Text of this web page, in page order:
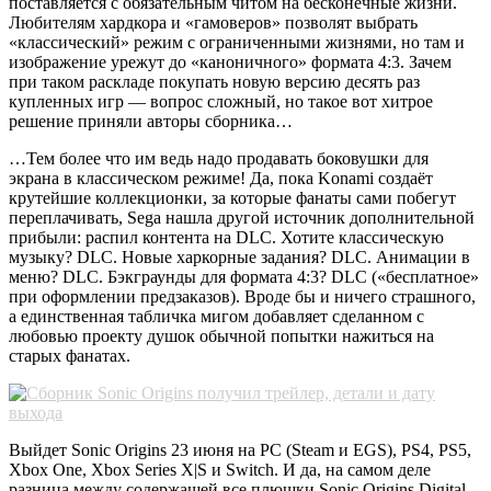
Любителям хардкора и «гамоверов» позволят выбрать
«классический» режим с ограниченными жизнями, но там и
изображение урежут до «каноничного» формата 4:3. Зачем
при таком раскладе покупать новую версию десять раз
купленных игр — вопрос сложный, но такое вот хитрое
решение приняли авторы сборника…
…Тем более что им ведь надо продавать боковушки для
экрана в классическом режиме! Да, пока Konami создаёт
крутейшие коллекционки, за которые фанаты сами побегут
переплачивать, Sega нашла другой источник дополнительной
прибыли: распил контента на DLC. Хотите классическую
музыку? DLC. Новые харкорные задания? DLC. Анимации в
меню? DLC. Бэкграунды для формата 4:3? DLC («бесплатное»
при оформлении предзаказов). Вроде бы и ничего страшного,
а единственная табличка мигом добавляет сделанном с
любовью проекту душок обычной попытки нажиться на
старых фанатах.
Выйдет Sonic Origins 23 июня на PC (Steam и EGS), PS4, PS5,
Xbox One, Xbox Series X|S и Switch. И да, на самом деле